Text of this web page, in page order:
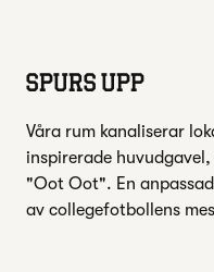
SPURS UPP
Våra rum kanaliserar
inspirerade
"Oot Oot". En
av collegefotbollens